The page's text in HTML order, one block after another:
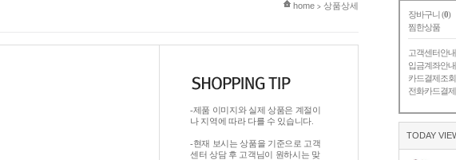
장바구니 (0)
찜한상품
고객센터안내
입금계좌안내
카드결제조회
전화카드결제
TODAY
현재 위치
home > 상품상세
-제품 이미지와 실제 상품은 계절이
나 지역에 따라 다를 수 있습니다.
-현재 보시는 상품을 기준으로 고객
센터 상담 후 고객님이 원하시는 맞